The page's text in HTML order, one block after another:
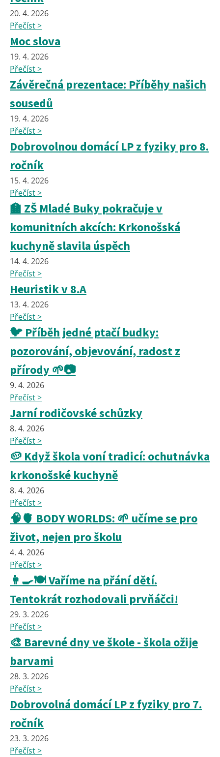
20. 4. 2026
Přečíst >
Moc slova
19. 4. 2026
Přečíst >
Závěrečná prezentace: Příběhy našich
sousedů
19. 4. 2026
Přečíst >
Dobrovolnou domácí LP z fyziky pro 8.
ročník
15. 4. 2026
Přečíst >
🏫 ZŠ Mladé Buky pokračuje v
komunitních akcích: Krkonošská
kuchyně slavila úspěch
14. 4. 2026
Přečíst >
Heuristik v 8.A
13. 4. 2026
Přečíst >
🐦 Příběh jedné ptačí budky:
pozorování, objevování, radost z
přírody 🌱📷
9. 4. 2026
Přečíst >
Jarní rodičovské schůzky
8. 4. 2026
Přečíst >
🥔 Když škola voní tradicí: ochutnávka
krkonošské kuchyně
8. 4. 2026
Přečíst >
🧠🫀 BODY WORLDS: 🌱 učíme se pro
život, nejen pro školu
4. 4. 2026
Přečíst >
👩‍🍳🍽️ Vaříme na přání dětí.
Tentokrát rozhodovali prvňáčci!
29. 3. 2026
Přečíst >
🎨 Barevné dny ve škole - škola ožije
barvami
28. 3. 2026
Přečíst >
Dobrovolná domácí LP z fyziky pro 7.
ročník
23. 3. 2026
Přečíst >